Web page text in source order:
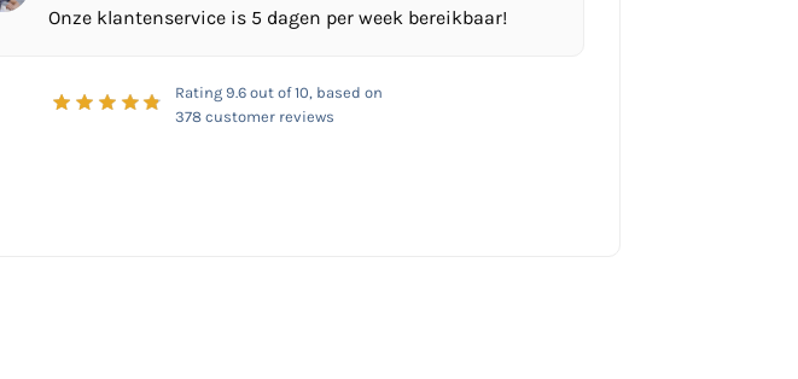
Onze klantenservice is 5 dagen per week bereikbaar!
Rating 9.6 out of 10, based on
378 customer reviews